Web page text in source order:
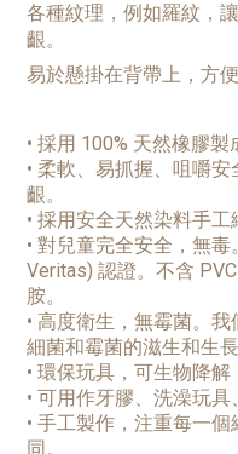
各種紋理，例如羅紋，
齦。
易於懸掛在背帶上，方
• 採用 100% 天然橡膠製
• 柔軟、易抓握、咀嚼
齦。
• 採用安全天然染料手工
• 對兒童完全安全，無
Veritas) 認證。不含 PVC
胺。
• 高度衛生，無霉菌。
細菌和霉菌的滋生和生長
• 環保玩具，可生物降解
• 可用作牙膠、洗澡玩具
• 手工製作，注重每一
同。